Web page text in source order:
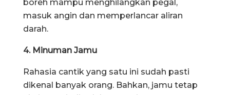
boreh mampu menghilangkan pegal,
masuk angin dan memperlancar aliran
darah.
4. Minuman Jamu
Rahasia cantik yang satu ini sudah pasti
dikenal banyak orang. Bahkan, jamu tetap